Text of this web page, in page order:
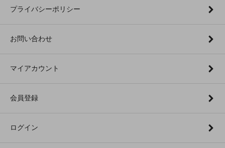
プライバシーポリシー
お問い合わせ
マイアカウント
会員登録
ログイン